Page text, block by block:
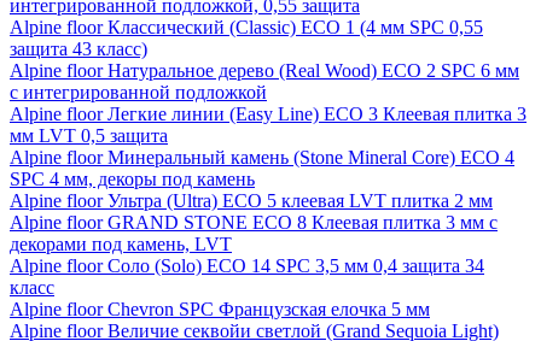
интегрированной подложкой, 0,55 защита
Alpine floor Классический (Classic) ECO 1 (4 мм SPC 0,55
защита 43 класс)
Alpine floor Натуральное дерево (Real Wood) ECO 2 SPC 6 мм
с интегрированной подложкой
Alpine floor Легкие линии (Easy Line) ECO 3 Клеевая плитка 3
мм LVT 0,5 защита
Alpine floor Минеральный камень (Stone Mineral Core) ECO 4
SPC 4 мм, декоры под камень
Alpine floor Ультра (Ultra) ECO 5 клеевая LVT плитка 2 мм
Alpine floor GRAND STONE ECO 8 Клеевая плитка 3 мм с
декорами под камень, LVT
Alpine floor Соло (Solo) ECO 14 SPC 3,5 мм 0,4 защита 34
класс
Alpine floor Chevron SPC Французская елочка 5 мм
Alpine floor Величие секвойи светлой (Grand Sequoia Light)